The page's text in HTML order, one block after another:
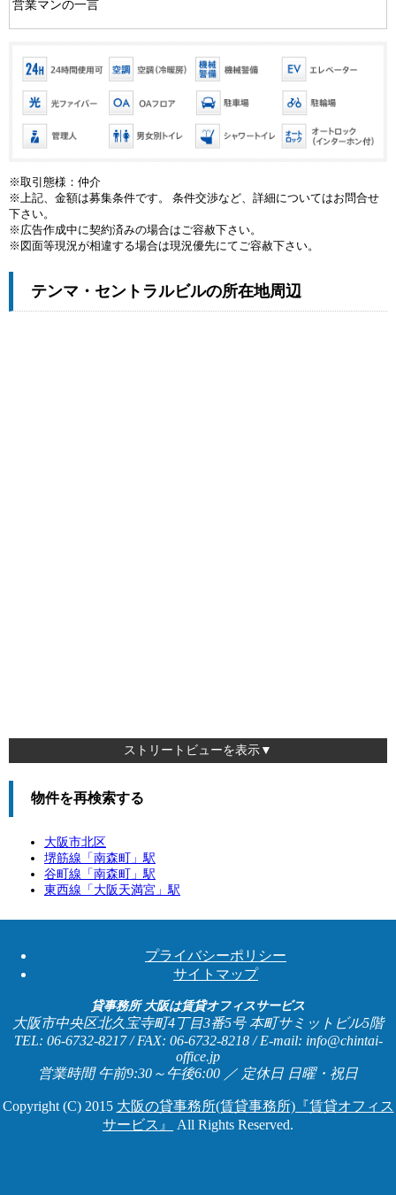
営業マンの一言
※取引態様：仲介
※上記、金額は募集条件です。 条件交渉など、詳細についてはお問合せ
下さい。
※広告作成中に契約済みの場合はご容赦下さい。
※図面等現況が相違する場合は現況優先にてご容赦下さい。
テンマ・セントラルビルの所在地周辺
ストリートビューを表示▼
物件を再検索する
大阪市北区
堺筋線「南森町 」駅
谷町線「南森町 」駅
東西線「 大阪天満宮 」駅
プライバシーポリシー
サイトマップ
貸事務所 大阪は賃貸オフィスサービス
大阪市中央区北久宝寺町4丁目3番5号 本町サミットビル5階
TEL: 06-6732-8217 / FAX: 06-6732-8218 / E-mail: info@chintai-
office.jp
営業時間 午前9:30～午後6:00 ／ 定休日 日曜・祝日
Copyright (C) 2015 大阪の貸事務所(賃貸事務所)『賃貸オフィス
サービス』
All Rights Reserved.